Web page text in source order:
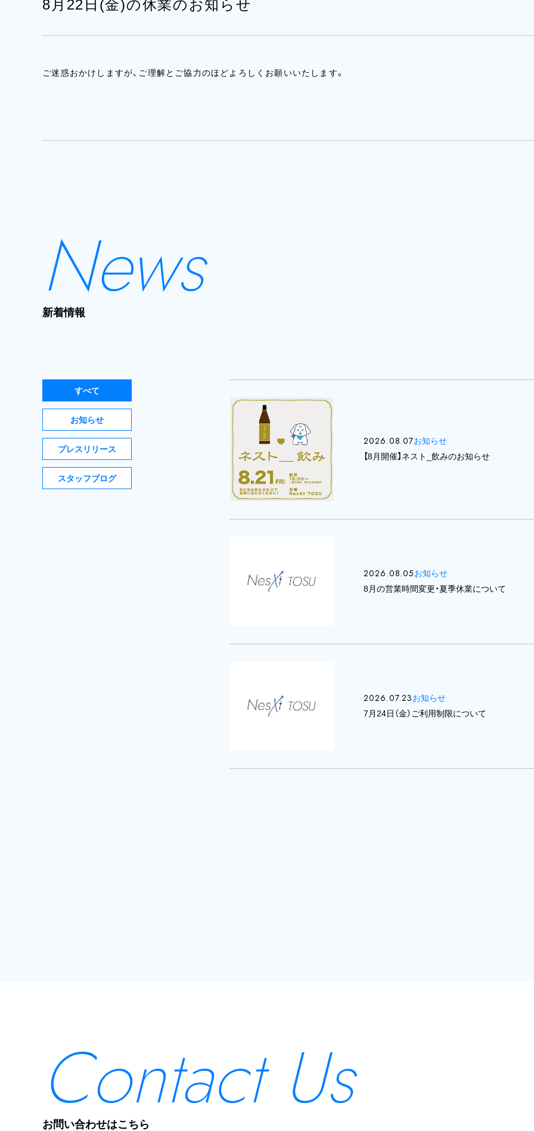
8月22日(金)の休業のお知らせ
ご迷惑おかけしますが、ご理解とご協力のほどよろしくお願いいたします。
News
新着情報
すべて
お知らせ
プレスリリース
スタッフブログ
2026.08.07お知らせ
【8月開催】ネスト_飲みのお知らせ
2026.08.05お知らせ
8月の営業時間変更・夏季休業について
2026.07.23お知らせ
7月24日（金）ご利用制限について
Contact Us
お問い合わせはこちら